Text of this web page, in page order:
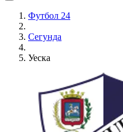
Футбол 24
Сегунда
Уеска